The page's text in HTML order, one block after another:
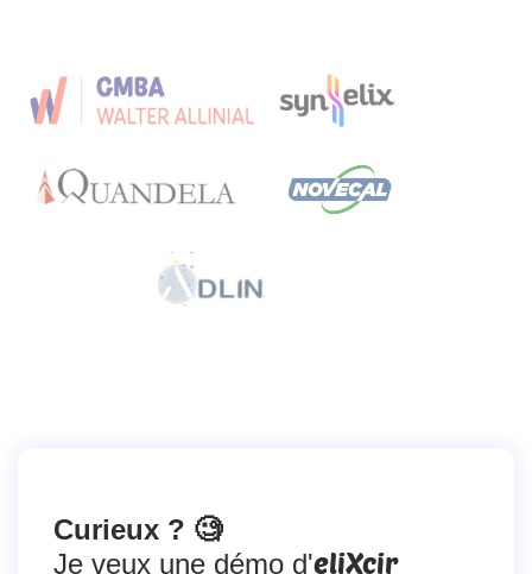
Curieux ? 🧐
Je veux une démo d'eliXcir